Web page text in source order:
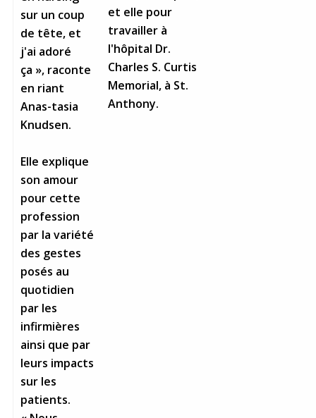
sur un coup
de tête, et
j'ai adoré
ça », raconte
en riant
Anas-tasia
Knudsen.
Elle explique
son amour
pour cette
profession
par la variété
des gestes
posés au
quotidien
par les
infirmières
ainsi que par
leurs impacts
sur les
patients.
et elle pour
travailler à
l'hôpital Dr.
Charles S. Curtis
Memorial, à St.
Anthony.